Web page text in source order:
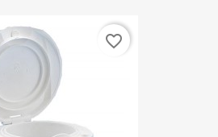
favorite_border